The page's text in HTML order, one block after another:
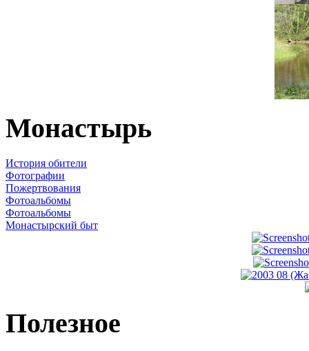
Монастырь
История обители
Фотографии
Пожертвования
Фотоальбомы
Фотоальбомы
Монастырский быт
Полезное